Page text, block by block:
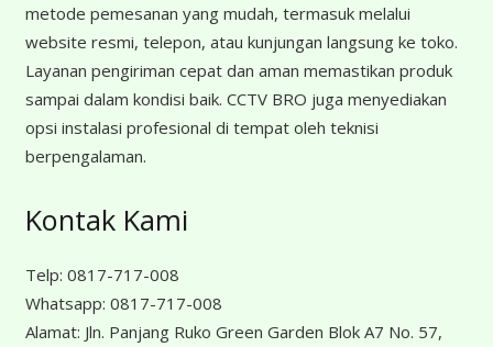
metode pemesanan yang mudah, termasuk melalui
website resmi, telepon, atau kunjungan langsung ke toko.
Layanan pengiriman cepat dan aman memastikan produk
sampai dalam kondisi baik. CCTV BRO juga menyediakan
opsi instalasi profesional di tempat oleh teknisi
berpengalaman.
Kontak Kami
Telp: 0817-717-008
Whatsapp: 0817-717-008
Alamat: Jln. Panjang Ruko Green Garden Blok A7 No. 57,